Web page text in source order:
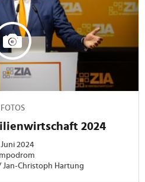
FOTOS
2024
Juni 2024
Jan-Christoph Hartung